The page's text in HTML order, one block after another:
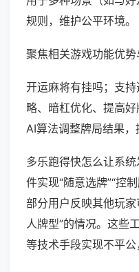
规则，维护公平环境。
聚焦相关游戏功能优势
开运麻将有挂吗；支
略、暗杠优化、提高
AI算法调整牌局结果，
多乐跑得快怎么让系
件实现“随意选牌”“控
部分用户反映其他玩家
人牌型”的情况。这些
等技术手段实现不平公